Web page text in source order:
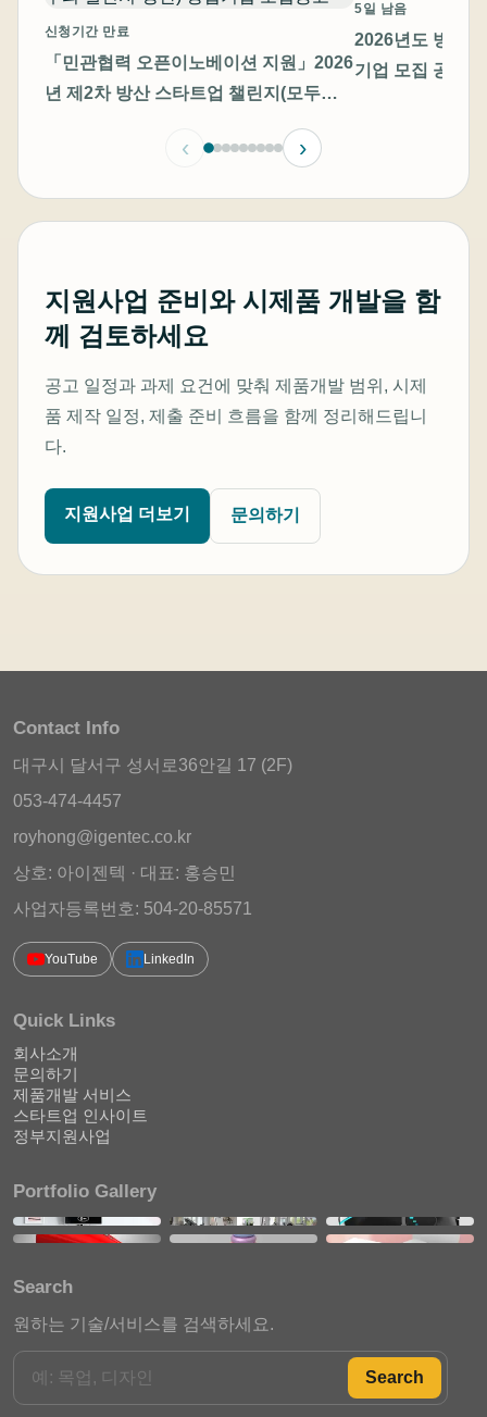
신청기간 만료
「민관협력 오픈이노베이션 지원」2026
년 제2차 방산 스타트업 챌린지(모두의
5일 남음
2026년도 방산
기업 모집 공고
‹ ›
지원사업 준비와 시제품 개발을 함
께 검토하세요
공고 일정과 과제 요건에 맞춰 제품개발 범위, 시제
품 제작 일정, 제출 준비 흐름을 함께 정리해드립니
다.
지원사업 더보기 문의하기
Contact Info
대구시 달서구 성서로36안길 17 (2F)
053-474-4457
royhong@igentec.co.kr
상호: 아이젠텍 · 대표: 홍승민
사업자등록번호: 504-20-85571
YouTube LinkedIn
Quick Links
회사소개
문의하기
제품개발 서비스
스타트업 인사이트
정부지원사업
Portfolio Gallery
Search
원하는 기술/서비스를 검색하세요.
Search